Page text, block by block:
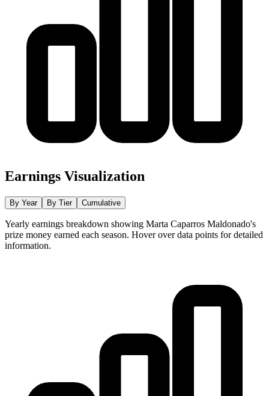
Earnings Visualization
By Year By Tier Cumulative
Yearly earnings breakdown showing Marta Caparros Maldonado's
prize money earned each season. Hover over data points for detailed
information.